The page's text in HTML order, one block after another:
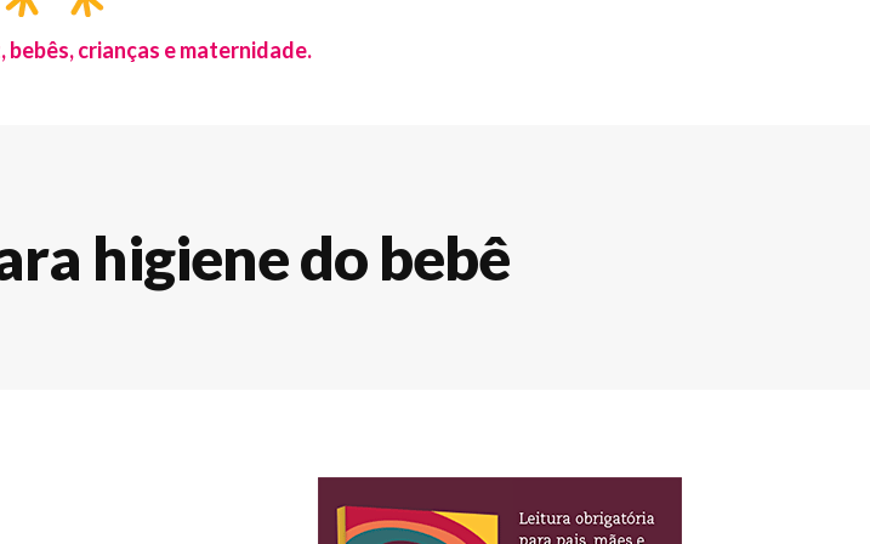
crianças e maternidade.
higiene do bebê